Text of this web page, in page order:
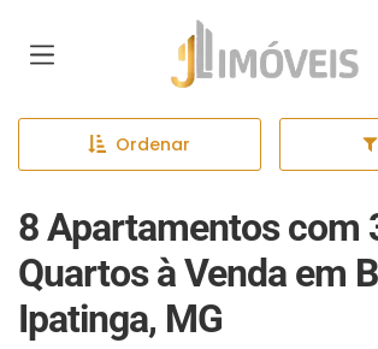
Página inicial
Ordenar
8 Apartamentos com
Quartos à Venda em
Ipatinga, MG